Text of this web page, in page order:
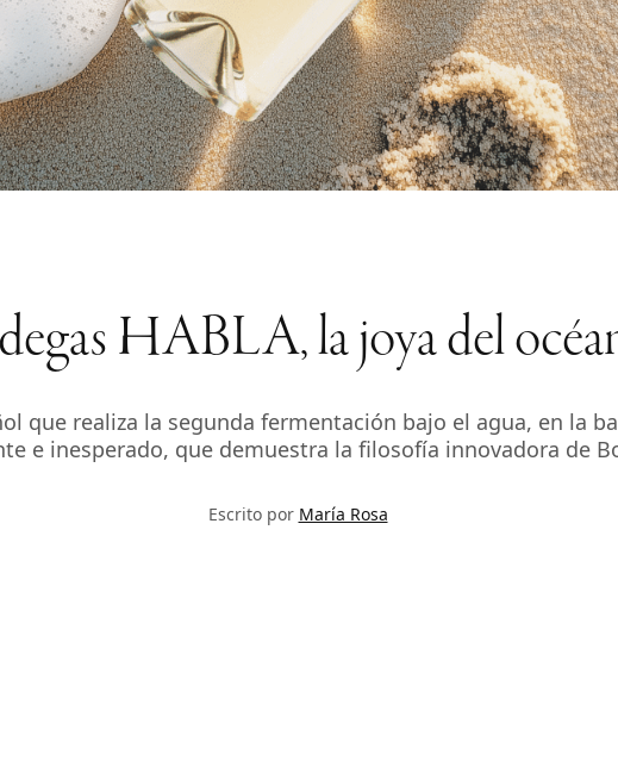
HABLA, la joya del
que realiza la segunda fermentación bajo el agua, en la
e inesperado, que demuestra la filosofía innovadora de
Escrito por María Rosa